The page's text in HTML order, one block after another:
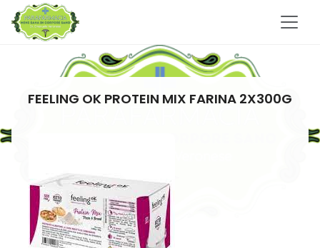
FEELING OK PROTEIN MIX FARINA 2X300G